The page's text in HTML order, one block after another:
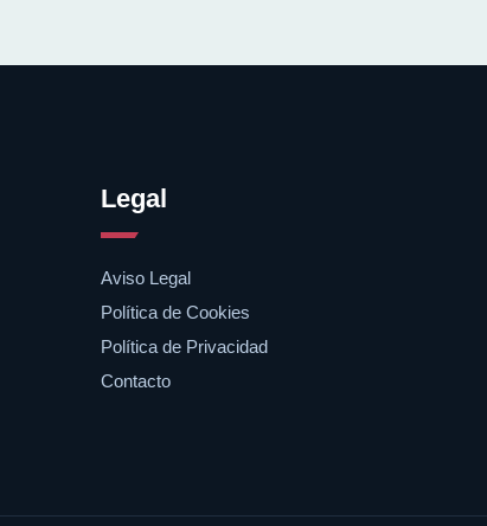
Legal
Aviso Legal
Política de Cookies
Política de Privacidad
Contacto